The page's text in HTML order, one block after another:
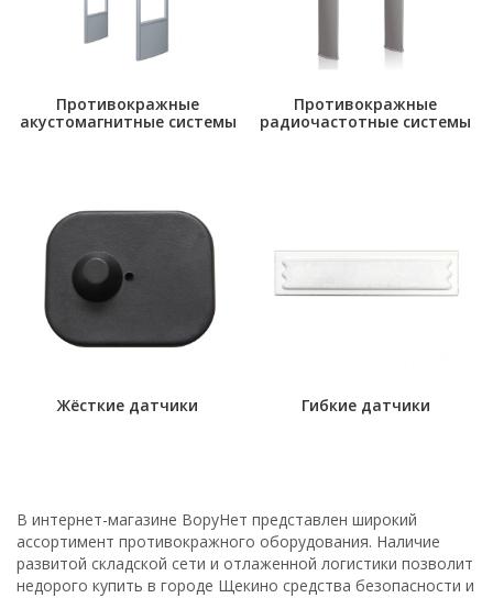
Противокражные
акустомагнитные системы
Противокражные
радиочастотные системы
Жёсткие датчики Гибкие датчики
В интернет-магазине ВоруНет представлен широкий
ассортимент противокражного оборудования. Наличие
развитой складской сети и отлаженной логистики позволит
недорого купить в городе Щекино средства безопасности и